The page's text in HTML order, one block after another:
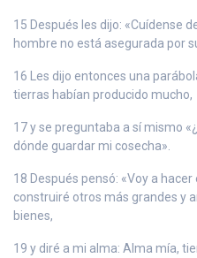
15 Después les dijo: «Cuídense
hombre no está asegurada por
16 Les dijo entonces una
tierras habían producido mucho,
17 y se preguntaba a sí mismo
dónde guardar mi cosecha».
18 Después pensó: «Voy a
construiré otros más grandes y
bienes,
19 y diré a mi alma: Alma mía,